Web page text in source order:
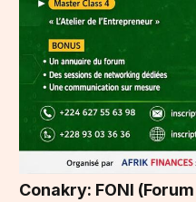
Conakry: FONI